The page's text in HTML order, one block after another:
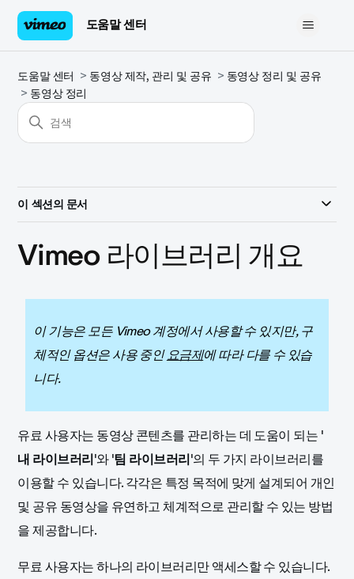
도움말 센터
도움말 센터 동영상 제작, 관리 및 공유
동영상 정리 및 공유
동영상 정리
이 섹션의 문서
Vimeo 라이브러리 개요
이 기능은 모든 Vimeo 계정에서 사용할 수 있지만, 구
체적인 옵션은 사용 중인요금제에 따라 다를 수 있습
니다.
유료 사용자는 동영상 콘텐츠를 관리하는 데 도움이 되는 '
내 라이브러리'와 '팀 라이브러리'의 두 가지 라이브러리를
이용할 수 있습니다. 각각은 특정 목적에 맞게 설계되어 개인
및 공유 동영상을 유연하고 체계적으로 관리할 수 있는 방법
을 제공합니다.
무료 사용자는 하나의 라이브러리만 액세스할 수 있습니다.